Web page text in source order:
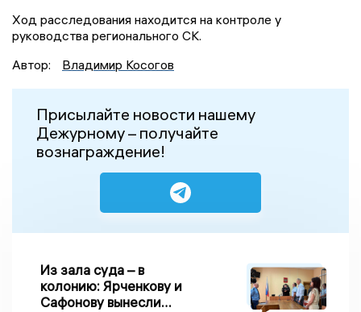
Ход расследования находится на контроле у
руководства регионального СК.
Автор:
Владимир Косогов
Присылайте новости нашему
Дежурному – получайте
вознаграждение!
Из зала суда – в
колонию: Ярченкову и
Сафонову вынесли